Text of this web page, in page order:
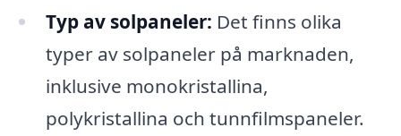
Typ av solpaneler: Det finns olika
typer av solpaneler på marknaden,
inklusive monokristallina,
polykristallina och tunnfilmspaneler.